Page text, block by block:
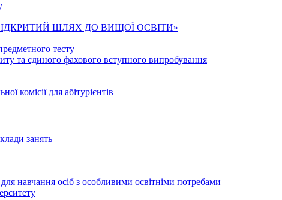
ШЛЯХ ДО ВИЩОЇ ОСВІТИ»
тесту
та єдиного фахового вступного випробування
комісії для абітурієнтів
занять
навчання осіб з особливими освітніми потребами